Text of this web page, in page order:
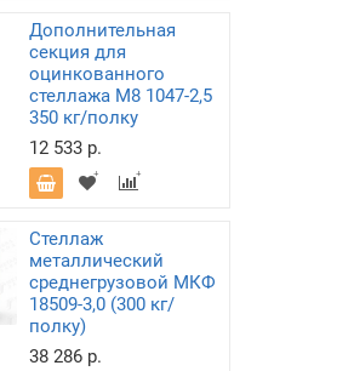
Дополнительная
секция для
оцинкованного
стеллажа М8 1047-2,5
350 кг/полку
12 533 р.
Стеллаж
металлический
среднегрузовой МКФ
18509-3,0 (300 кг/
полку)
38 286 р.